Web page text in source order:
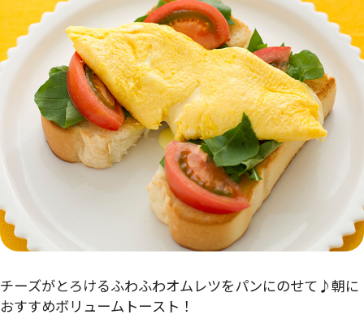
チーズがとろけるふわふわオムレツをパンにのせて♪朝に
おすすめボリュームトースト！